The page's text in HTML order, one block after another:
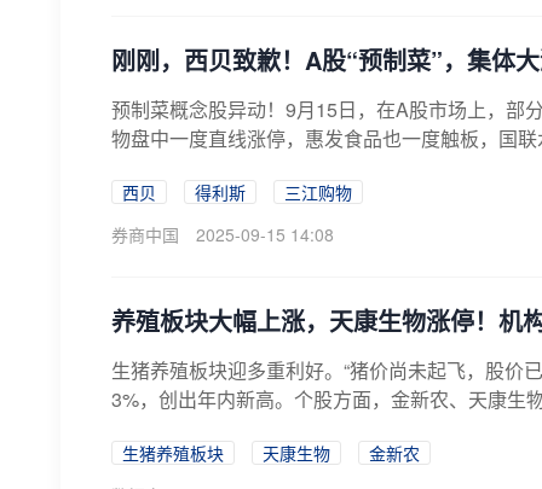
刚刚，西贝致歉！A股“预制菜”，集体
预制菜概念股异动！9月15日，在A股市场上，部
物盘中一度直线涨停，惠发食品也一度触板，国
西贝 得利斯
三江购物
券商中国
2025-09-15 14:08
养殖板块大幅上涨，天康生物涨停！机
生猪养殖板块迎多重利好。“猪价尚未起飞，股价
3%，创出年内新高。个股方面，金新农、天康生
生猪养殖板块 天康生物
金新农